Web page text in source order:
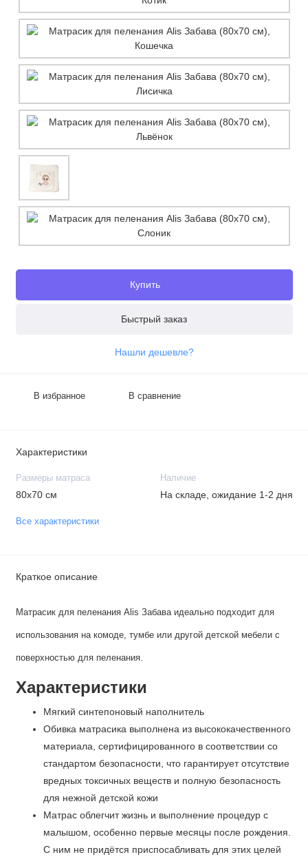
Купить
Быстрый заказ
Нашли дешевле?
В избранное В сравнение
Характеристики
Размеры матраса
80х70 см
Наличие
На складе, ожидание 1-2 дня
Все характеристики
Краткое описание
Матрасик для пеленания Alis Забава идеально подходит для
использования на комоде, тумбе или другой детской мебели с
поверхностью для пеленания.
Характеристики
Мягкий синтепоновый наполнитель
Обивка матрасика выполнена из высококачественного
материала, сертифицированного в соответствии со
стандартом безопасности, что гарантирует отсутствие
вредных токсичных веществ и полную безопасность
для нежной детской кожи
Матрас облегчит жизнь и выполнение процедур с
малышом, особенно первые месяцы после рождения.
С ним не придётся приспосабливать для этих целей